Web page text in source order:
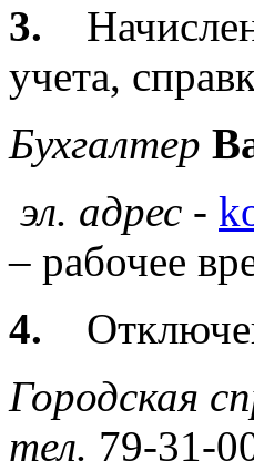
3.
учета,
Бухгалтер
эл. адрес -
– рабочее
4.
Городская
тел. 79-31-